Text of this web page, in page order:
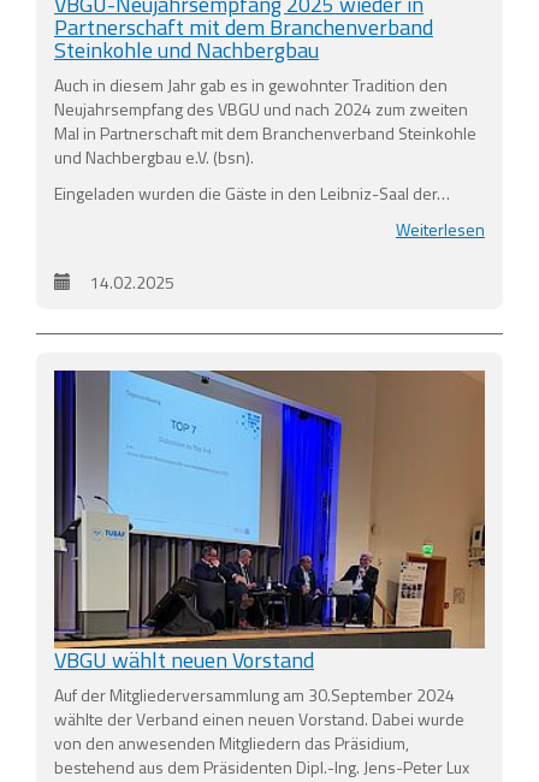
Partnerschaft mit dem Branchenverband
Steinkohle und Nachbergbau
Auch in diesem Jahr gab es in gewohnter Tradition den
Neujahrsempfang des VBGU und nach 2024 zum zweiten
Mal in Partnerschaft mit dem Branchenverband Steinkohle
und Nachbergbau e.V. (bsn).
Eingeladen wurden die Gäste in den Leibniz-Saal der…
Weiterlesen
14.02.2025
VBGU wählt neuen Vorstand
Auf der Mitgliederversammlung am 30.September 2024
wählte der Verband einen neuen Vorstand. Dabei wurde
von den anwesenden Mitgliedern das Präsidium,
bestehend aus dem Präsidenten Dipl.-Ing. Jens-Peter Lux